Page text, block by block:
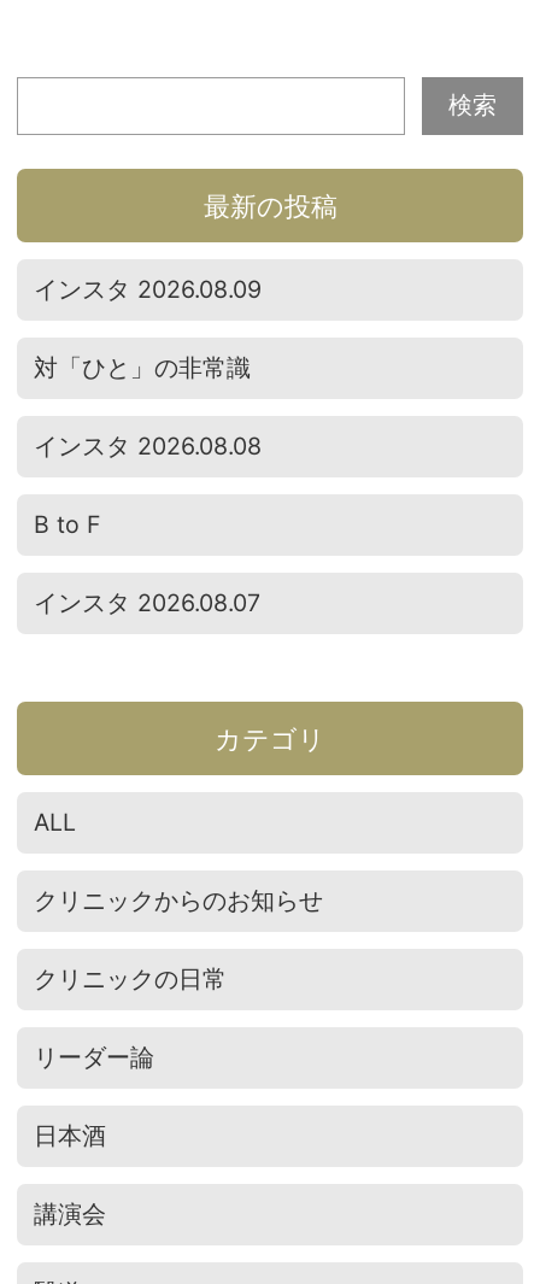
最新の投稿
インスタ 2026.08.09
対「ひと」の非常識
インスタ 2026.08.08
B to F
インスタ 2026.08.07
カテゴリ
ALL
クリニックからのお知らせ
クリニックの日常
リーダー論
日本酒
講演会